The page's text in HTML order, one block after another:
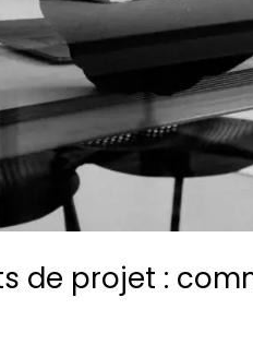
de projet :